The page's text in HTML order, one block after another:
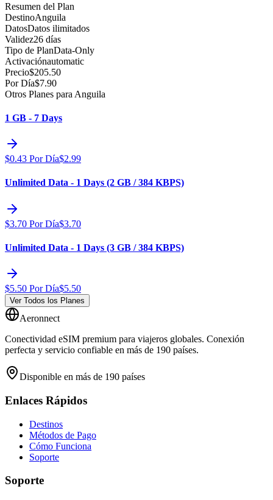
Resumen del Plan
DestinoAnguila
DatosDatos ilimitados
Validez26 días
Tipo de PlanData-Only
Activaciónautomatic
Precio$205.50
Por Día$7.90
Otros Planes para Anguila
1 GB - 7 Days
$0.43 Por Día$2.99
Unlimited Data - 1 Days (2 GB / 384 KBPS)
$3.70 Por Día$3.70
Unlimited Data - 1 Days (3 GB / 384 KBPS)
$5.50 Por Día$5.50
Ver Todos los Planes
Aeronnect
Conectividad eSIM premium para viajeros globales. Conexión
perfecta y servicio confiable en más de 190 países.
Disponible en más de 190 países
Enlaces Rápidos
Destinos
Métodos de Pago
Cómo Funciona
Soporte
Soporte